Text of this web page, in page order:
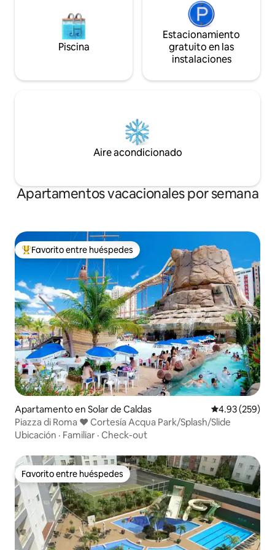
Piscina
Estacionamiento
gratuito en las
instalaciones
Aire acondicionado
Apartamentos vacacionales por semana
Favorito entre huéspedes preferido
Favorito entre huéspedes
Apartamento en Solar de Caldas Calificación
4.93 (259)
Piazza di Roma ♥ Cortesía Acqua Park/Splash/Slide
Ubicación · Familiar · Check-out
Favorito entre huéspedes
Favorito entre huéspedes